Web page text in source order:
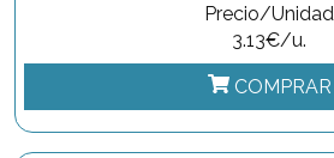
Precio/Unidad
3.13€/u.
COMPRAR